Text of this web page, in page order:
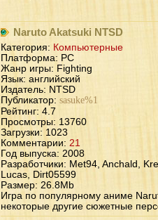
Naruto Akatsuki NTSD
Категория: Компьютерные
Платформа: PC
Жанр игры: Fighting
Язык: английский
Издатель: NTSD
Публикатор: sasuke%1
Рейтинг: 4.7
Просмотры: 13760
Загрузки: 1023
Комментарии: 21
Год выпуска: 2008
Разработчики: Met94, Anchald,
Lucas, Dirt05599
Размер: 26.8Mb
Игра по популярному аниме
некоторые другие сюжетные